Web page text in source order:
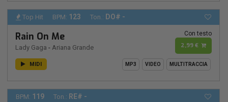
Top Hit BPM: 123 Ton.: DO# -
Rain On Me
Lady Gaga - Ariana Grande
Con testo
2,99 €
MIDI MP3 VIDEO MULTITRACCIA
BPM: 119 Ton.: RE# -